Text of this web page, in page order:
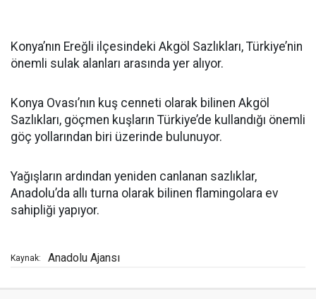
Konya’nın Ereğli ilçesindeki Akgöl Sazlıkları, Türkiye’nin
önemli sulak alanları arasında yer alıyor.
Konya Ovası’nın kuş cenneti olarak bilinen Akgöl
Sazlıkları, göçmen kuşların Türkiye’de kullandığı önemli
göç yollarından biri üzerinde bulunuyor.
Yağışların ardından yeniden canlanan sazlıklar,
Anadolu’da allı turna olarak bilinen flamingolara ev
sahipliği yapıyor.
Kaynak: Anadolu Ajansı